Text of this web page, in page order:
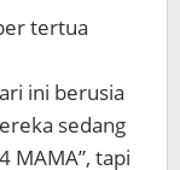
tertua
ini berusia
sedang
MAMA”, tapi